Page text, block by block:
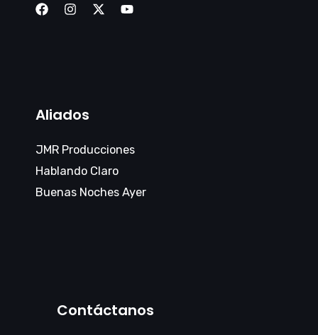
Aliados
JMR Producciones
Hablando Claro
Buenas Noches Ayer
Contáctanos